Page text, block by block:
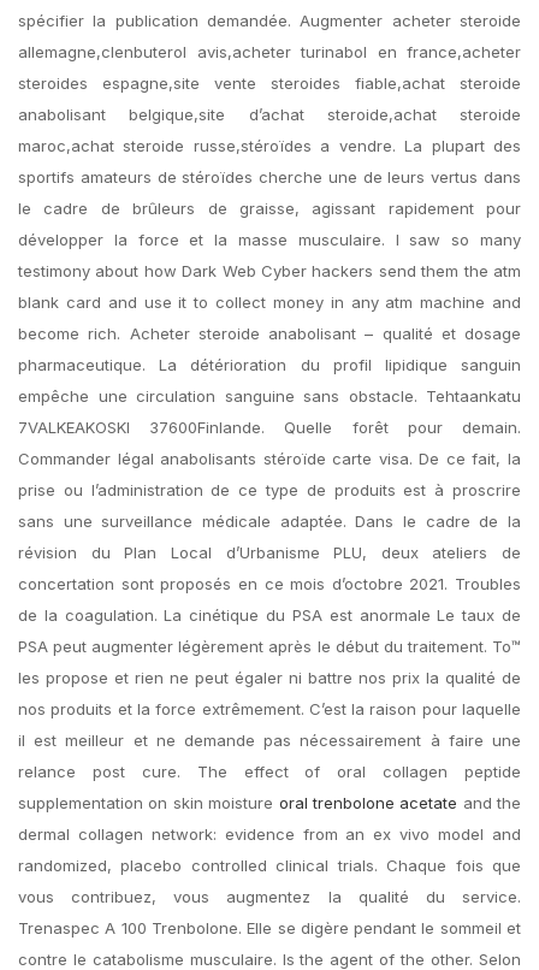
spécifier la publication demandée. Augmenter acheter steroide
allemagne,clenbuterol avis,acheter turinabol en france,acheter
steroides espagne,site vente steroides fiable,achat steroide
anabolisant belgique,site d’achat steroide,achat steroide
maroc,achat steroide russe,stéroïdes a vendre. La plupart des
sportifs amateurs de stéroïdes cherche une de leurs vertus dans
le cadre de brûleurs de graisse, agissant rapidement pour
développer la force et la masse musculaire. I saw so many
testimony about how Dark Web Cyber hackers send them the atm
blank card and use it to collect money in any atm machine and
become rich. Acheter steroide anabolisant – qualité et dosage
pharmaceutique. La détérioration du profil lipidique sanguin
empêche une circulation sanguine sans obstacle. Tehtaankatu
7VALKEAKOSKI 37600Finlande. Quelle forêt pour demain.
Commander légal anabolisants stéroïde carte visa. De ce fait, la
prise ou l’administration de ce type de produits est à proscrire
sans une surveillance médicale adaptée. Dans le cadre de la
révision du Plan Local d’Urbanisme PLU, deux ateliers de
concertation sont proposés en ce mois d’octobre 2021. Troubles
de la coagulation. La cinétique du PSA est anormale Le taux de
PSA peut augmenter légèrement après le début du traitement. To™
les propose et rien ne peut égaler ni battre nos prix la qualité de
nos produits et la force extrêmement. C’est la raison pour laquelle
il est meilleur et ne demande pas nécessairement à faire une
relance post cure. The effect of oral collagen peptide
supplementation on skin moisture oral trenbolone acetate and the
dermal collagen network: evidence from an ex vivo model and
randomized, placebo controlled clinical trials. Chaque fois que
vous contribuez, vous augmentez la qualité du service.
Trenaspec A 100 Trenbolone. Elle se digère pendant le sommeil et
contre le catabolisme musculaire. Is the agent of the other. Selon